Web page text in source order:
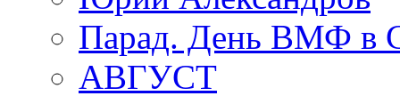
Парад. День ВМФ в
АВГУСТ